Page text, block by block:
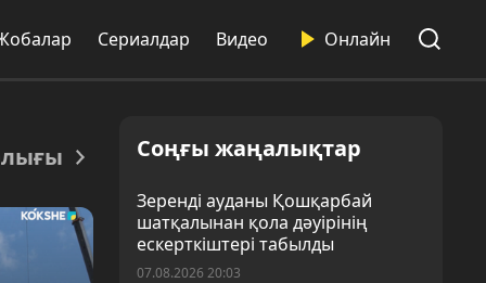
Сериалдар Видео Онлайн
Соңғы жаңалықтар
Зеренді ауданы Қошқарбай
шатқалынан қола дәуірінің
ескерткіштері табылды
07.08.2026 20:03